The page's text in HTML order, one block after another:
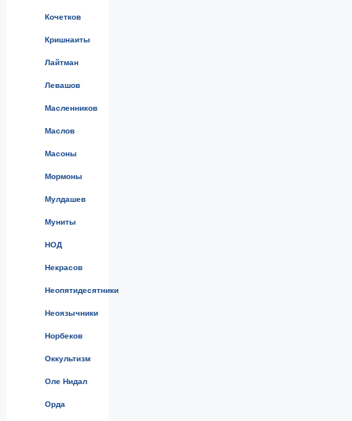
Кочетков
Кришнаиты
Лайтман
Левашов
Масленников
Маслов
Масоны
Мормоны
Мулдашев
Муниты
НОД
Некрасов
Неопятидесятники
Неоязычники
Норбеков
Оккультизм
Оле Нидал
Орда